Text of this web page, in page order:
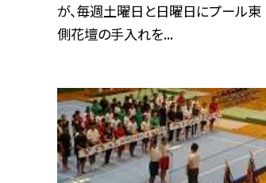
が、毎週土曜日と日曜日にプール東
側花壇の手入れを...